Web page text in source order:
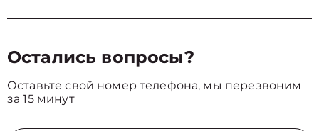
Остались вопросы?
Оставьте свой номер телефона, мы перезвоним
за 15 минут